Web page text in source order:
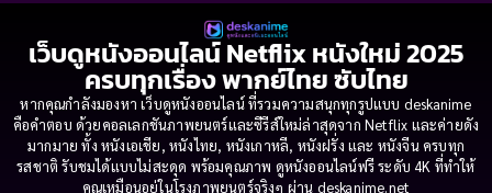
เว็บดูหนังออนไลน์ Netflix หนังใหม่ 2025
ครบทุกเรื่อง พากย์ไทย ซับไทย
หากคุณกำลังมองหา เว็บดูหนังออนไลน์ ที่รวมความสนุกทุกรูปแบบ deskanime
คือคำตอบ ด้วยคอลเลกชันภาพยนตร์และซีรีส์ใหม่ล่าสุดจาก Netflix และค่ายดัง
มากมาย ทั้ง หนังเอเชีย, หนังไทย, หนังเกาหลี, หนังฝรั่ง และ หนังจีน ครบทุก
รสชาติ รับชมได้แบบไม่สะดุด พร้อมคุณภาพ ดูหนังออนไลน์ฟรี ระดับ 4K ที่ทำให้
คุณเหมือนอยู่ในโรงภาพยนตร์จริงๆ ผ่าน deskanime.net